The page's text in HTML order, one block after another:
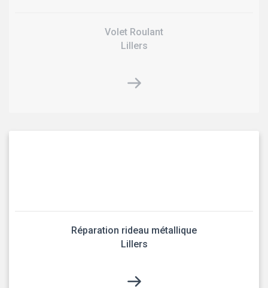
Volet Roulant
Lillers
Réparation rideau métallique
Lillers